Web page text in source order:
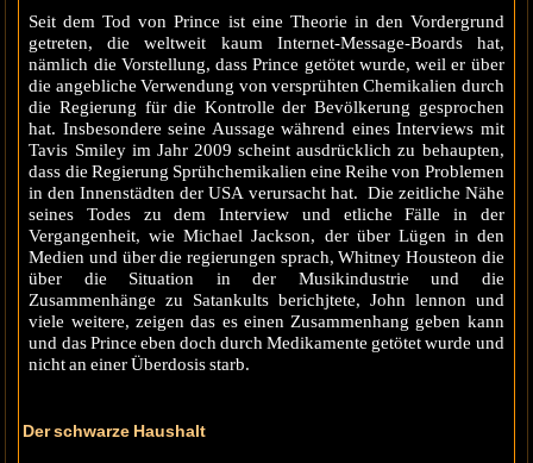
Seit dem Tod von Prince ist eine Theorie in den Vordergrund
getreten, die weltweit kaum Internet-Message-Boards hat,
nämlich die Vorstellung, dass Prince getötet wurde, weil er über
die angebliche Verwendung von versprühten Chemikalien durch
die Regierung für die Kontrolle der Bevölkerung gesprochen
hat. Insbesondere seine Aussage während eines Interviews mit
Tavis Smiley im Jahr 2009 scheint ausdrücklich zu behaupten,
dass die Regierung Sprühchemikalien eine Reihe von Problemen
in den Innenstädten der USA verursacht hat. Die zeitliche Nähe
seines Todes zu dem Interview und etliche Fälle in der
Vergangenheit, wie Michael Jackson, der über Lügen in den
Medien und über die regierungen sprach, Whitney Housteon die
über die Situation in der Musikindustrie und die
Zusammenhänge zu Satankults berichjtete, John lennon und
viele weitere, zeigen das es einen Zusammenhang geben kann
und das Prince eben doch durch Medikamente getötet wurde und
nicht an einer Überdosis starb.
Der schwarze Haushalt